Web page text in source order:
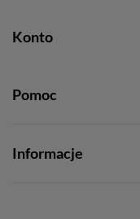
Konto
Pomoc
Informacje